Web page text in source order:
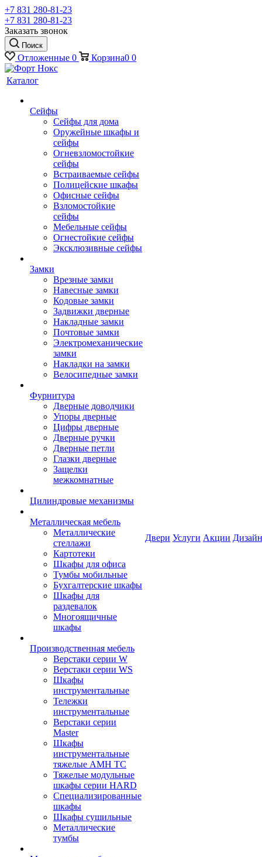
+7 831 280-81-23
+7 831 280-81-23
Заказать звонок
Поиск
Отложенные 0 Корзина0 0
Каталог
Сейфы
Сейфы для дома
Оружейные шкафы и
сейфы
Огневзломостойкие
сейфы
Встраиваемые сейфы
Полицейские шкафы
Офисные сейфы
Взломостойкие
сейфы
Мебельные сейфы
Огнестойкие сейфы
Эксклюзивные сейфы
Замки
Врезные замки
Навесные замки
Кодовые замки
Задвижки дверные
Накладные замки
Почтовые замки
Электромеханические
замки
Накладки на замки
Велосипедные замки
Фурнитура
Дверные доводчики
Упоры дверные
Цифры дверные
Дверные ручки
Дверные петли
Глазки дверные
Защелки
межкомнатные
Цилиндровые механизмы
Металлическая мебель
Металлические
стеллажи
Картотеки
Шкафы для офиса
Тумбы мобильные
Бухгалтерские шкафы
Шкафы для
раздевалок
Многоящичные
шкафы
Производственная мебель
Верстаки серии W
Верстаки серии WS
Шкафы
инструментальные
Тележки
инструментальные
Верстаки серии
Master
Шкафы
инструментальные
тяжелые AMH TC
Тяжелые модульные
шкафы серии HARD
Cпециализированные
шкафы
Шкафы сушильные
Металлические
тумбы
Двери Услуги Акции